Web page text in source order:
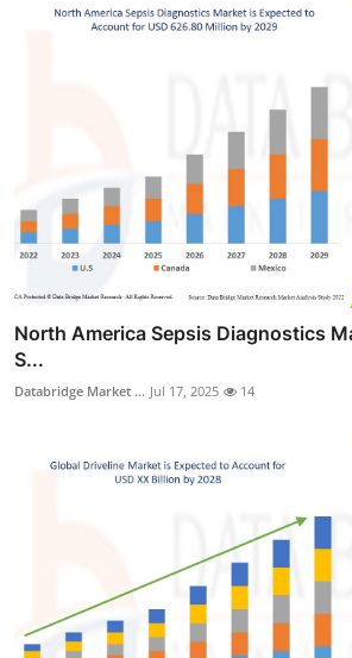
North America Sepsis Diagnostics
S...
Databridge Market ... Jul 17, 2025 14